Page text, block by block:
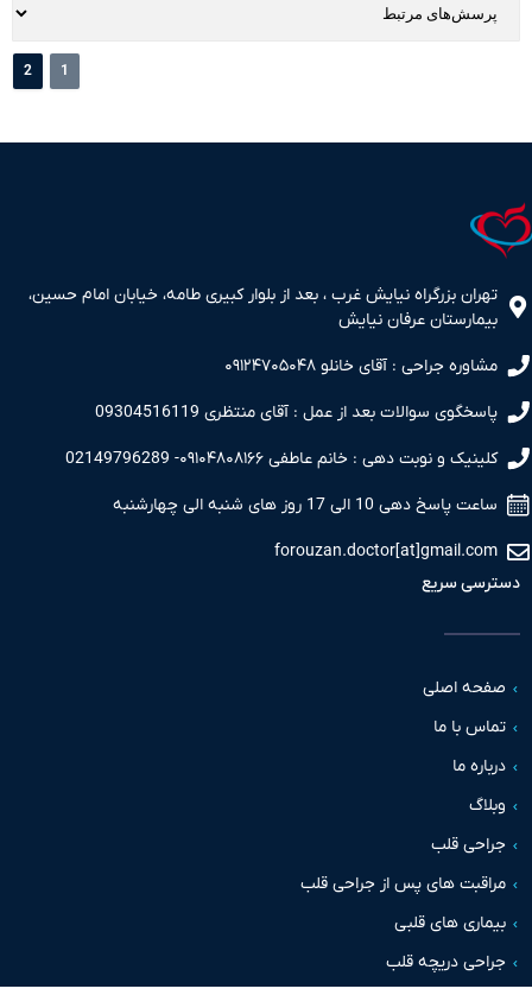
1
2
تهران بزرگراه نیایش غرب ، بعد از بلوار کبیری طامه، خیابان امام حسین،
بیمارستان عرفان نیایش
مشاوره جراحی : آقای خانلو ۰۹۱۲۴۷۰۵۰۴۸
پاسخگوی سوالات بعد از عمل : آقای منتظری 09304516119
کلینیک و نوبت دهی : خانم عاطفی ۰۹۱۰۴۸۰۸۱۶۶- 02149796289
ساعت پاسخ دهی 10 الی 17 روز های شنبه الی چهارشنبه
forouzan.doctor[at]gmail.com
دسترسی سریع
صفحه اصلی
تماس با ما
درباره ما
وبلاگ
جراحی قلب
مراقبت های پس از جراحی قلب
بیماری های قلبی
جراحی دریچه قلب